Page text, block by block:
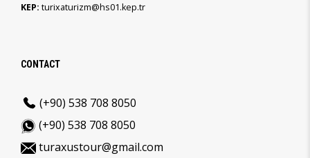
KEP: turixaturizm@hs01.kep.tr
CONTACT
(+90) 538 708 8050
(+90) 538 708 8050
turaxustour@gmail.com